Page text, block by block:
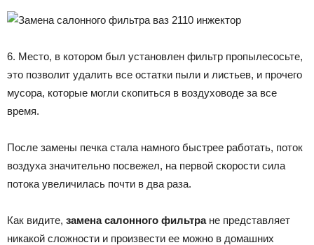
6. Место, в котором был установлен фильтр пропылесосьте,
это позволит удалить все остатки пыли и листьев, и прочего
мусора, которые могли скопиться в воздуховоде за все
время.
После замены печка стала намного быстрее работать, поток
воздуха значительно посвежел, на первой скорости сила
потока увеличилась почти в два раза.
Как видите, замена салонного фильтране представляет
никакой сложности и произвести ее можно в домашних